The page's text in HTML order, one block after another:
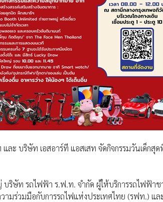
ละ บริษัท เอสอาร์ที แอสเสท จัดกิจกรรมวันเด็กสุ
ริษัท รถไฟฟ้า ร.ฟ.ท. จำกัด ผู้ให้บริการรถไฟฟ้าช
ามร่วมมือกับการรถไฟแห่งประเทศไทย (รฟท.) แ